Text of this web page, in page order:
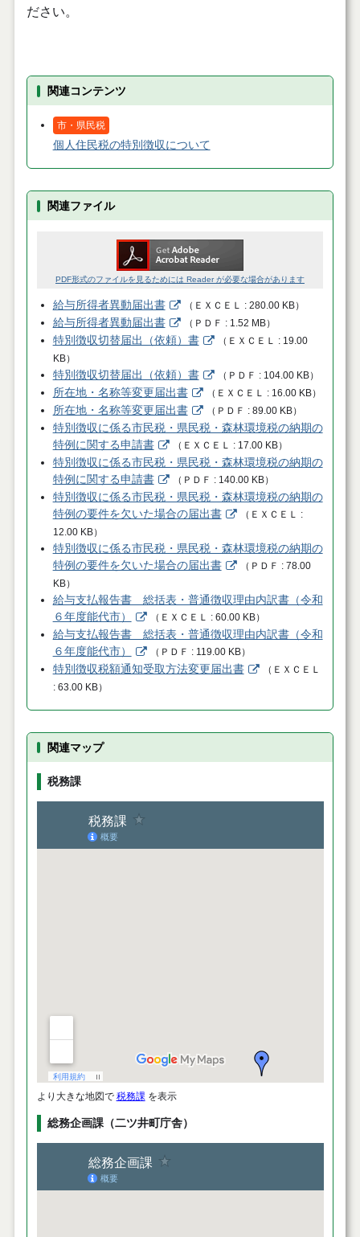
ださい。
関連コンテンツ
市・県民税
個人住民税の特別徴収について
関連ファイル
PDF形式のファイルを見るためには Reader が必要な場合があります
給与所得者異動届出書 （ ＥＸＣＥＬ 280.00 KB）
給与所得者異動届出書 （ ＰＤＦ 1.52 MB）
特別徴収切替届出（依頼）書 （ ＥＸＣＥＬ
19.00
KB）
特別徴収切替届出（依頼）書 （ ＰＤＦ 104.00 KB）
所在地・名称等変更届出書 （ ＥＸＣＥＬ 16.00 KB）
所在地・名称等変更届出書 （ ＰＤＦ 89.00 KB）
特別徴収に係る市民税・県民税・森林環境税の納期の
特例に関する申請書
（ ＥＸＣＥＬ 17.00 KB）
特別徴収に係る市民税・県民税・森林環境税の納期の
特例に関する申請書
（ ＰＤＦ 140.00 KB）
特別徴収に係る市民税・県民税・森林環境税の納期の
特例の要件を欠いた場合の届出書
（ ＥＸＣＥＬ
12.00 KB）
特別徴収に係る市民税・県民税・森林環境税の納期の
特例の要件を欠いた場合の届出書
（ ＰＤＦ
78.00
KB）
給与支払報告書 総括表・普通徴収理由内訳書（令和
６年度能代市）
（ ＥＸＣＥＬ 60.00 KB）
給与支払報告書 総括表・普通徴収理由内訳書（令和
６年度能代市）
（ ＰＤＦ 119.00 KB）
特別徴収税額通知受取方法変更届出書 （ ＥＸＣＥＬ
63.00 KB）
関連マップ
税務課
より大きな地図で 税務課 を表示
総務企画課（二ツ井町庁舎）